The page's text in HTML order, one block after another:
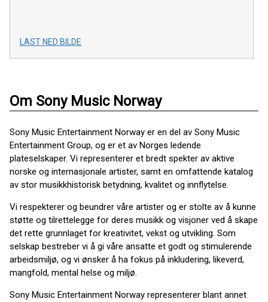
LAST NED BILDE
Om Sony Music Norway
Sony Music Entertainment Norway er en del av Sony Music
Entertainment Group, og er et av Norges ledende
plateselskaper. Vi representerer et bredt spekter av aktive
norske og internasjonale artister, samt en omfattende katalog
av stor musikkhistorisk betydning, kvalitet og innflytelse.
Vi respekterer og beundrer våre artister og er stolte av å kunne
støtte og tilrettelegge for deres musikk og visjoner ved å skape
det rette grunnlaget for kreativitet, vekst og utvikling. Som
selskap bestreber vi å gi våre ansatte et godt og stimulerende
arbeidsmiljø, og vi ønsker å ha fokus på inkludering, likeverd,
mangfold, mental helse og miljø.
Sony Music Entertainment Norway representerer blant annet